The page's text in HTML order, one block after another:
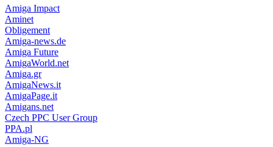
Amiga Impact
Aminet
Obligement
Amiga-news.de
Amiga Future
AmigaWorld.net
Amiga.gr
AmigaNews.it
AmigaPage.it
Amigans.net
Czech PPC User Group
PPA.pl
Amiga-NG